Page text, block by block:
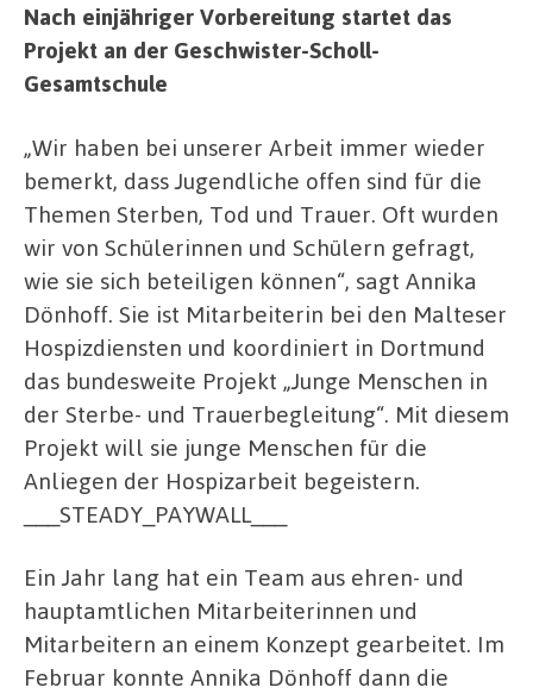
Nach einjähriger Vorbereitung startet das
Projekt an der Geschwister-Scholl-
Gesamtschule
„Wir haben bei unserer Arbeit immer wieder
bemerkt, dass Jugendliche offen sind für die
Themen Sterben, Tod und Trauer. Oft wurden
wir von Schülerinnen und Schülern gefragt,
wie sie sich beteiligen können“, sagt Annika
Dönhoff. Sie ist Mitarbeiterin bei den Malteser
Hospizdiensten und koordiniert in Dortmund
das bundesweite Projekt „Junge Menschen in
der Sterbe- und Trauerbegleitung“. Mit diesem
Projekt will sie junge Menschen für die
Anliegen der Hospizarbeit begeistern.
___STEADY_PAYWALL___
Ein Jahr lang hat ein Team aus ehren- und
hauptamtlichen Mitarbeiterinnen und
Mitarbeitern an einem Konzept gearbeitet. Im
Februar konnte Annika Dönhoff dann die